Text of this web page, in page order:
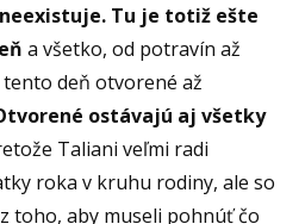
Tu je totiž ešte
a všetko, od potravín až
deň otvorené až
ostávajú aj všetky
Taliani veľmi radi
roka v kruhu rodiny, ale so
toho, aby museli pohnúť čo